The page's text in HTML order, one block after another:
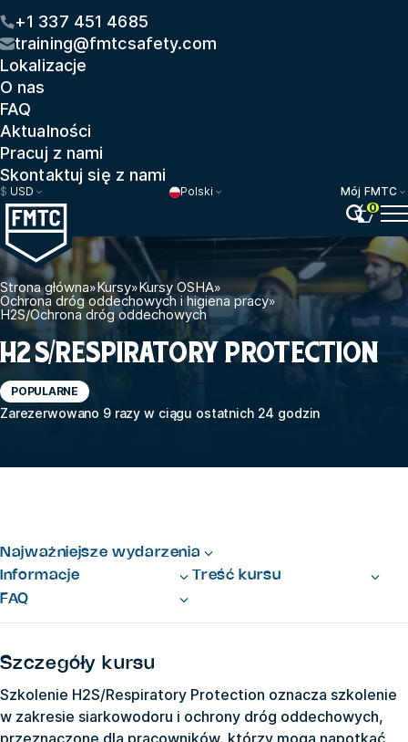
+1 337 451 4685
training@fmtcsafety.com
Lokalizacje
O nas
FAQ
Aktualności
Pracuj z nami
Skontaktuj się z nami
$ USD Polski
Mój FMTC
0
Strona główna»Kursy»Kursy OSHA»
Ochrona dróg oddechowych i higiena pracy»
H2S/Ochrona dróg oddechowych
H2S/RESPIRATORY PROTECTION
POPULARNE
Zarezerwowano 9 razy w ciągu ostatnich 24 godzin
Najważniejsze wydarzenia
Informacje
Treść kursu
FAQ
Szczegóły kursu
Szkolenie H2S/Respiratory Protection oznacza szkolenie
w zakresie siarkowodoru i ochrony dróg oddechowych,